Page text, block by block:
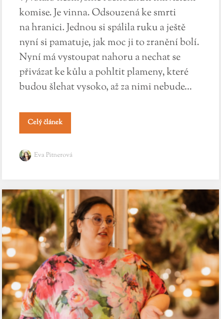
komise. Je vinna. Odsouzená ke smrti
na hranici. Jednou si spálila ruku a ještě
nyní si pamatuje, jak moc ji to zranění bolí.
Nyní má vystoupat nahoru a nechat se
přivázat ke kůlu a pohltit plameny, které
budou šlehat vysoko, až za nimi nebude...
Celý článek
Eva Pitnerová